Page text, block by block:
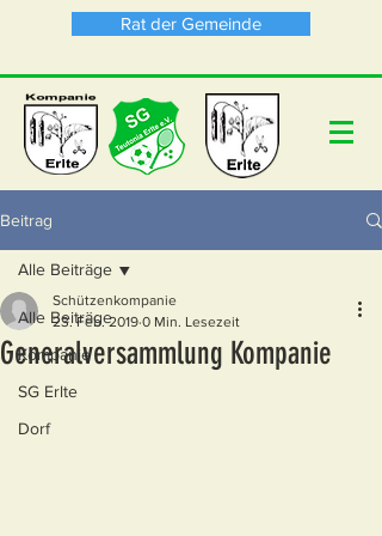
Rat der Gemeinde
Beitrag
Alle Beiträge
Kompanie
SG Erlte
Dorf
Alle Beiträge
Generalversammlung Kompanie
Schützenkompanie
23. Feb. 2019 0 Min. Lesezeit